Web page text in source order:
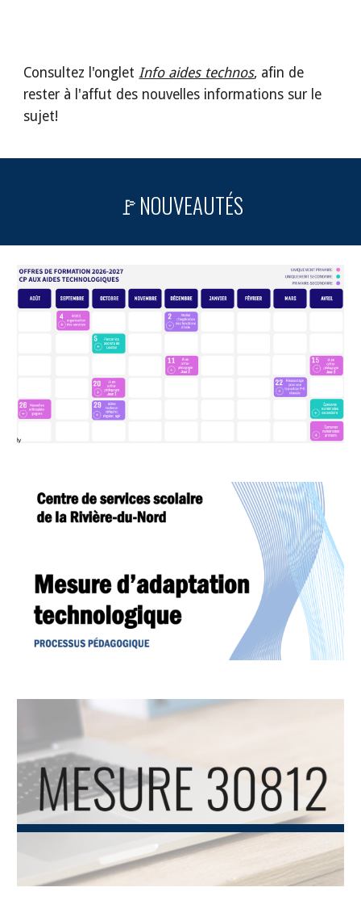
Consultez l'ongletInfo aides technos, afin de
rester à l'affut des nouvelles informations sur le
sujet!
🚩NOUVEAUTÉS